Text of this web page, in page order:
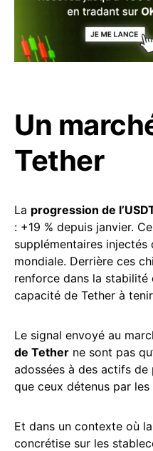
Un
Tether
La progression de
: +19 % depuis janvier.
supplémentaires injectés
mondiale. Derrière ces
renforce dans la stabilité
capacité de Tether à
Le signal envoyé au
de Tether ne sont pas
adossées à des actifs de
que ceux détenus par les
Et dans un contexte où
concrétise sur les